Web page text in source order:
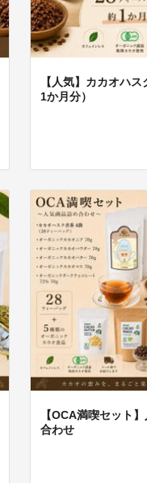
【人気】カカオハ
1か月分）
【OCA満喫セット
合わせ